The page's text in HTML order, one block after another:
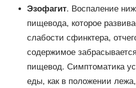
Эзофагит. Воспаление
пищевода, которое
слабости сфинктера,
содержимое
пищевод. Симптоматика
еды, как в положении